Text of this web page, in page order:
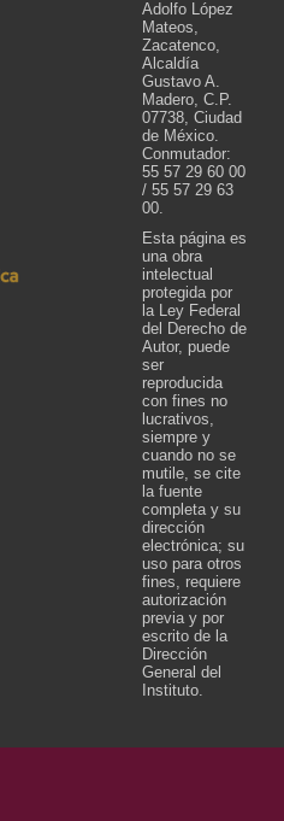
Adolfo López
Mateos,
Zacatenco,
Alcaldía
Gustavo A.
Madero, C.P.
07738, Ciudad
de México.
Conmutador:
55 57 29 60 00
/ 55 57 29 63
00.
Esta página es
una obra
intelectual
protegida por
la Ley Federal
del Derecho de
Autor, puede
ser
reproducida
con fines no
lucrativos,
siempre y
cuando no se
mutile, se cite
la fuente
completa y su
dirección
electrónica; su
uso para otros
fines, requiere
autorización
previa y por
escrito de la
Dirección
General del
Instituto.